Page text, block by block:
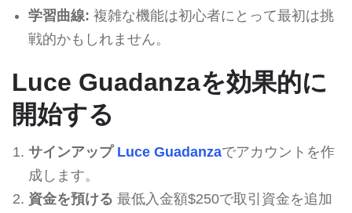
学習曲線: 複雑な機能は初心者にとって最初は挑
戦的かもしれません。
Luce Guadanzaを効果的に
開始する
サインアップ Luce Guadanzaでアカウントを作
成します。
資金を預ける 最低入金額$250で取引資金を追加